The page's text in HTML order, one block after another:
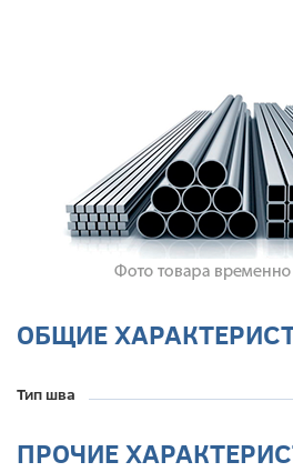
ОБЩИЕ
Тип шва
ПРОЧИЕ